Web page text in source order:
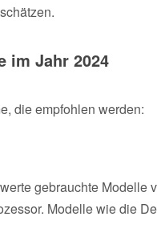
im Jahr 2024
die empfohlen werden:
gebrauchte Modelle
Modelle wie die